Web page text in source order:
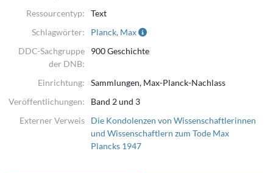
Ressourcentyp:
Text
Schlagwörter:
Planck, Max
DDC-Sachgruppe
der DNB:
900 Geschichte
Einrichtung:
Sammlungen, Max-Planck-Nachlass
Veröffentlichungen:
Band 2 und 3
Externer Verweis
Die Kondolenzen von Wissenschaftlerinnen
und Wissenschaftlern zum Tode Max
Plancks 1947